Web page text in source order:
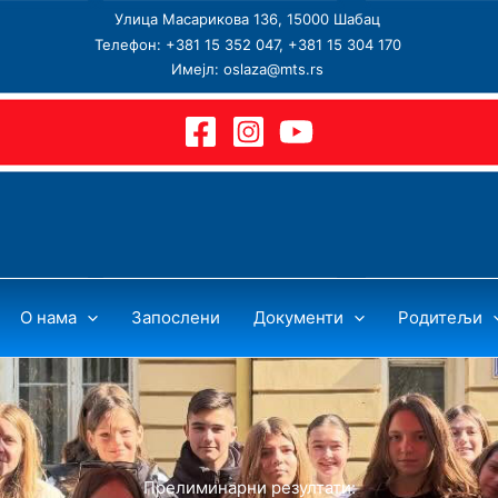
Улица Масарикова 136, 15000 Шабац
Телефон: +381 15 352 047, +381 15 304 170
Имејл: oslaza@mts.rs
О нама Запослени Документи Родитељи
Прелиминарни резултати: